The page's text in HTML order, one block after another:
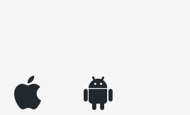
appleinc android